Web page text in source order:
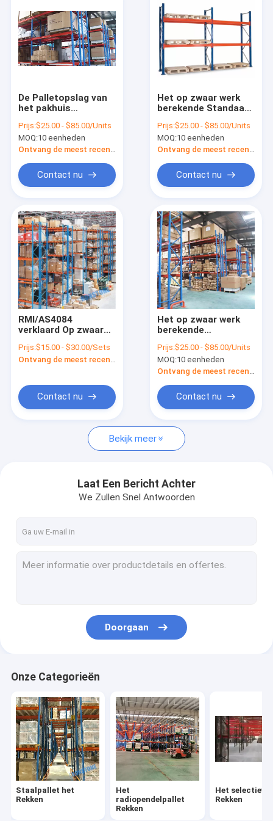
Producten
Ongeveer ons
Fabrieksreis
Kwaliteitscontrole
Nieuws
Gevallen
Staalpallet het Rekken
Het selectieve Pallet Rekken
Aandrijving in Pallet het Rekken
Het industriële Opslag Rekken
De Palletopslag van
het pakhuis
Staal het Rekken
Systeem
Prijs:$25.00 - $85.00/Units
MOQ:10 eenheden
Ontvang de meest recente Prijs
Contact nu
Het op zwaar werk
berekende Standaard
Rekken voor
Pakhuisopslag
Prijs:$25.00 - $85.00/Units
MOQ:10 eenheden
Ontvang de meest recente Prijs
Contact nu
RMI/AS4084
verklaard Op zwaar
industrieel de
Palletrek van de
Prijs:$15.00 - $30.00/Sets
Contact nu
Het op zwaar werk
berekende
van het de Opslagrek
van de Traan
Selectieve Pallet
Prijs:$25.00 - $85.00/Units
MOQ:10 eenheden
Ontvang de meest recente Prijs
Contact nu
Bekijk meer
Laat Een Bericht Achter
We Zullen Snel Antwoorden
Doorgaan
Onze Categorieën
Staalpallet het
Rekken
Het
radiopendelpallet
Rekken
Het selectieve
Rekken